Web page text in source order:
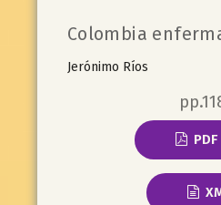
Colombia
Jerónimo Ríos
PDF